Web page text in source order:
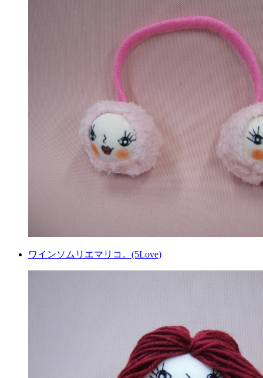
ワインソムリエマリコ。(5Love)